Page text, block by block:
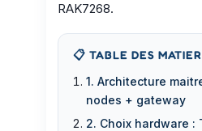
RAK7268.
📋 TABLE DES
1. Architecture
nodes + gateway
2. Choix hardware :